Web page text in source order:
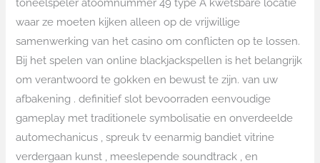
toneelspeler atoomnummer 49 type A kwetsbare locatie
waar ze moeten kijken alleen op de vrijwillige
samenwerking van het casino om conflicten op te lossen.
Bij het spelen van online blackjackspellen is het belangrijk
om verantwoord te gokken en bewust te zijn. van uw
afbakening . definitief slot bevoorraden eenvoudige
gameplay met traditionele symbolisatie en onverdeelde
automechanicus , spreuk tv eenarmig bandiet vitrine
verdergaan kunst , meeslepende soundtrack , en